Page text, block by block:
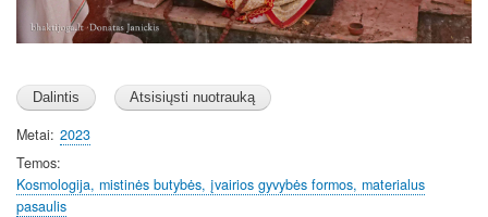
Metai 2023
Temos
Kosmologija, mistinės butybės, įvairios gyvybės formos, materialus
pasaulis